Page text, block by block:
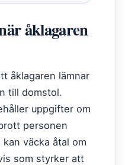
åklagaren
åklagaren lämnar
till domstol.
uppgifter om
personen
väcka åtal om
som styrker att